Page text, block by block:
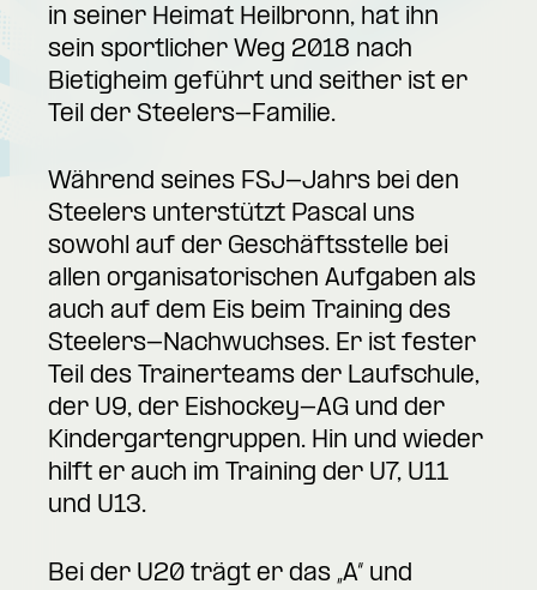
in seiner Heimat Heilbronn, hat ihn
sein sportlicher Weg 2018 nach
Bietigheim geführt und seither ist er
Teil der Steelers-Familie.
Während seines FSJ-Jahrs bei den
Steelers unterstützt Pascal uns
sowohl auf der Geschäftsstelle bei
allen organisatorischen Aufgaben als
auch auf dem Eis beim Training des
Steelers-Nachwuchses. Er ist fester
Teil des Trainerteams der Laufschule,
der U9, der Eishockey-AG und der
Kindergartengruppen. Hin und wieder
hilft er auch im Training der U7, U11
und U13.
Bei der U20 trägt er das „A“ und